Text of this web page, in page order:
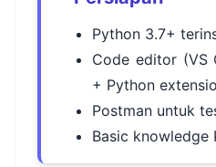
Python 3.7+
Code editor (VS
+ Python
Postman untuk
Basic knowledge